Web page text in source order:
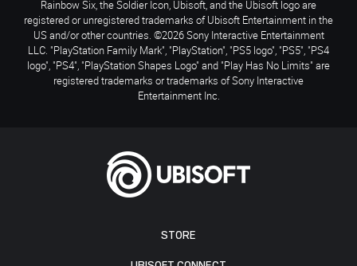
STORE
Rainbow Six, the Soldier Icon, Ubisoft, and the Ubisoft logo are
registered or unregistered trademarks of Ubisoft Entertainment in the
US and/or other countries. ©2026 Sony Interactive Entertainment
LLC. "PlayStation Family Mark", "PlayStation", "PS5 logo", "PS5", "PS4
logo", "PS4", "PlayStation Shapes Logo" and "Play Has No Limits" are
registered trademarks or trademarks of Sony Interactive
Entertainment Inc.